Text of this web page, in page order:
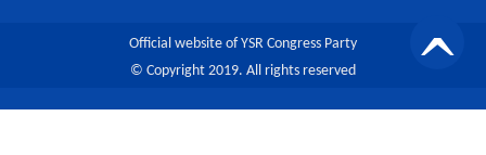
Official website of YSR Congress Party
© Copyright 2019. All rights reserved